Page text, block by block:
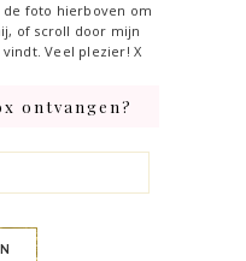
foto hierboven om
of scroll door mijn
Veel plezier! X
ontvangen?